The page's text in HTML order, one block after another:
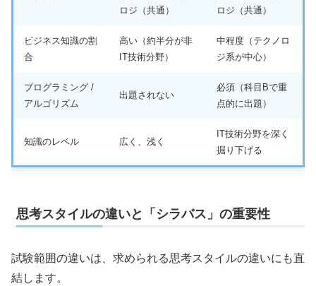
ロジ（共通）
ロジ（共通）
ビジネス知識の割
合
高い（約半分が非
IT技術分野）
中程度（テクノロ
ジ系が中心）
プログラミング /
アルゴリズム
出題されない
必須（科目Bで重
点的に出題）
知識のレベル 広く、浅く
IT技術分野を深く
掘り下げる
思考スタイルの違いと「シラバス」の重要性
試験範囲の違いは、求められる思考スタイルの違いにも直
結します。